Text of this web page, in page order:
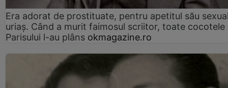
Era adorat de prostituate, pentru apetitul său
uriaș. Când a murit faimosul scriitor, toate cocotele
Parisului l-au plâns okmagazine.ro